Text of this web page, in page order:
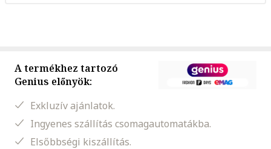
A termékhez tartozó
Genius előnyök:
Exkluzív ajánlatok.
Ingyenes szállítás csomagautomatákba.
Elsőbbségi kiszállítás.